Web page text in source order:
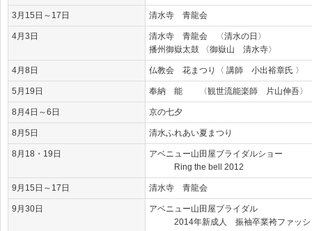
3月15日～17日 清水寺 青龍会
4月3日
清水寺 青龍会 〈清水の日〉
播州御嶽太鼓 〈御嶽山 清水寺〉
4月8日 仏教会 花まつり〈 講師 小出裕章氏 〉
5月19日 奉納 能 〈観世流能楽師 片山伸吾〉
8月4日～6日 京の七夕
8月5日 清水ふれあい夏まつり
8月18・19日
アベニュー山田屋ブライダルショー
Ring the bell 2012
9月15日～17日 清水寺 青龍会
9月30日
アベニュー山田屋ブライダル
2014年新成人 振袖卒業袴ファッシ